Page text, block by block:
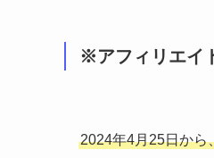
※アフィリエイ
2024年4月25日か